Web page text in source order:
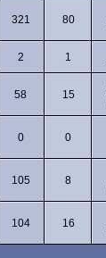
321 80
2 1
58 15
0 0
105 8
104 16